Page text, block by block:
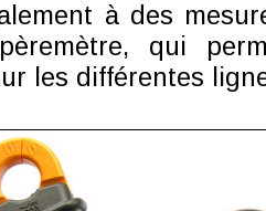
à des
qui
les différentes